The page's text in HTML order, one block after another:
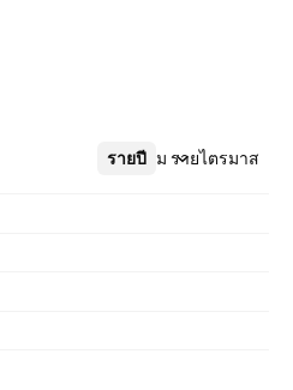
รายปี รายไตรมาส
เพิ่มเติม